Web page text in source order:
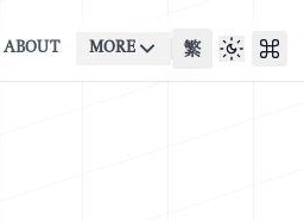
ABOUT MORE 繁